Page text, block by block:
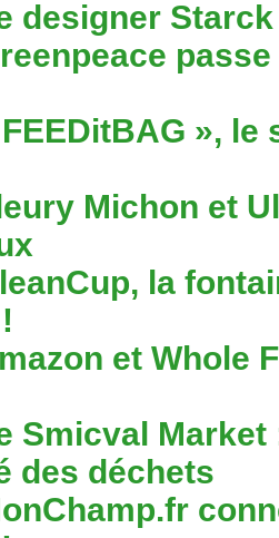
designer
», le
Michon et
la
et Whole
Smicval
des déchets